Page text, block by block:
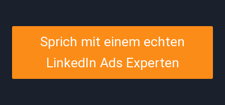
Sprich mit einem echten
LinkedIn Ads Experten